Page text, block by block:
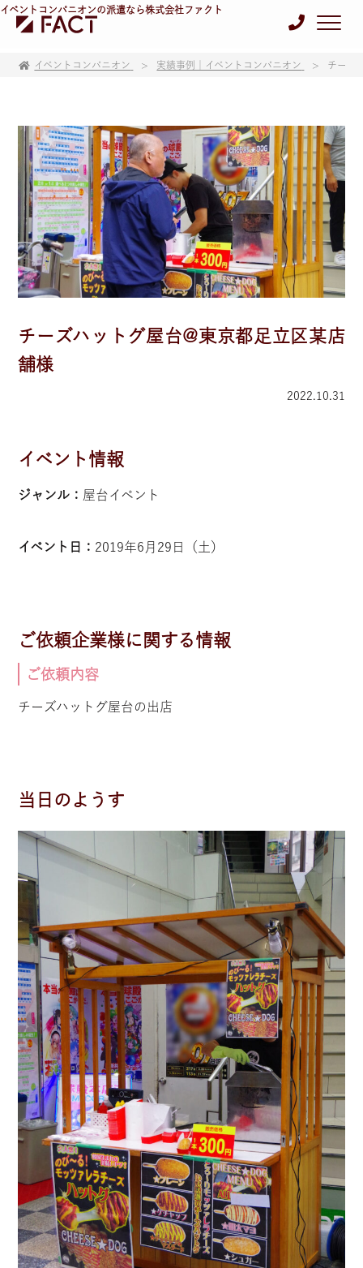
イベントコンパニオンの派遣なら株式会社ファクト
イベントコンパニオン 実績事例｜イベントコンパニオン チーズ
チーズハットグ屋台@東京都足立区某店
舗様
2022.10.31
イベント情報
ジャンル： 屋台イベント
イベント日： 2019年6月29日（土）
ご依頼企業様に関する情報
ご依頼内容
チーズハットグ屋台の出店
当日のようす